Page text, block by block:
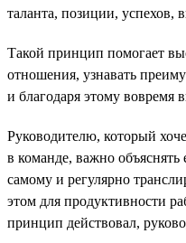
таланта, позиции, успехов,
Такой принцип помогает
отношения, узнавать
и благодаря этому вовремя
Руководителю, который
в команде, важно объяснять
самому и регулярно
этом для продуктивности
принцип действовал,